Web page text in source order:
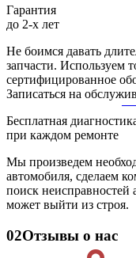
Гарантия
до 2-х лет
Не боимся давать
запчасти. Используем
сертифицированное
Записаться на
Бесплатная
при каждом ремонте
Мы произведем
автомобиля, сделаем
поиск неисправностей
может выйти из строя.
02Отзывы о нас